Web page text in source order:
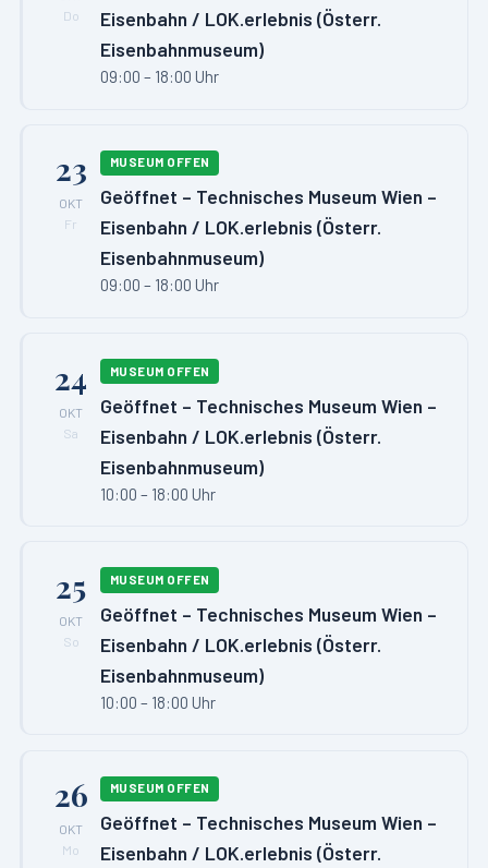
Do
Eisenbahn / LOK.erlebnis (Österr.
Eisenbahnmuseum)
09:00 – 18:00 Uhr
23
OKT
Fr
MUSEUM OFFEN
Geöffnet – Technisches Museum Wien –
Eisenbahn / LOK.erlebnis (Österr.
Eisenbahnmuseum)
09:00 – 18:00 Uhr
24
OKT
Sa
MUSEUM OFFEN
Geöffnet – Technisches Museum Wien –
Eisenbahn / LOK.erlebnis (Österr.
Eisenbahnmuseum)
10:00 – 18:00 Uhr
25
OKT
So
MUSEUM OFFEN
Geöffnet – Technisches Museum Wien –
Eisenbahn / LOK.erlebnis (Österr.
Eisenbahnmuseum)
10:00 – 18:00 Uhr
26
OKT
Mo
MUSEUM OFFEN
Geöffnet – Technisches Museum Wien –
Eisenbahn / LOK.erlebnis (Österr.